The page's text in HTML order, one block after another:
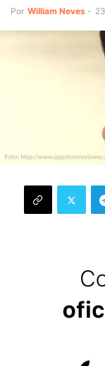
Por William Neves -